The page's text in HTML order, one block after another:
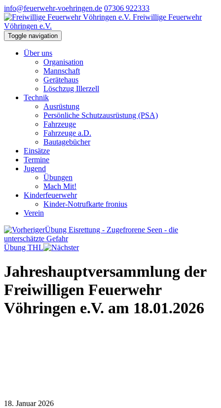
info@feuerwehr-voehringen.de 07306 922333
Freiwillige Feuerwehr
Vöhringen e.V.
Toggle navigation
Über uns
Organisation
Mannschaft
Gerätehaus
Löschzug Illerzell
Technik
Ausrüstung
Persönliche Schutzausrüstung (PSA)
Fahrzeuge
Fahrzeuge a.D.
Bautagebücher
Einsätze
Termine
Jugend
Übungen
Mach Mit!
Kinderfeuerwehr
Kinder-Notrufkarte fronius
Verein
Übung Eisrettung - Zugefrorene Seen - die
unterschätzte Gefahr
Übung THL
Jahreshauptversammlung der
Freiwilligen Feuerwehr
Vöhringen e.V. am 18.01.2026
18. Januar 2026